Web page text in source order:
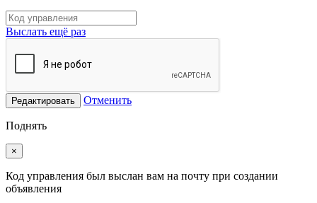
Выслать ещё раз
Редактировать Отменить
Поднять
×
Код управления был выслан вам на почту при создании
объявления